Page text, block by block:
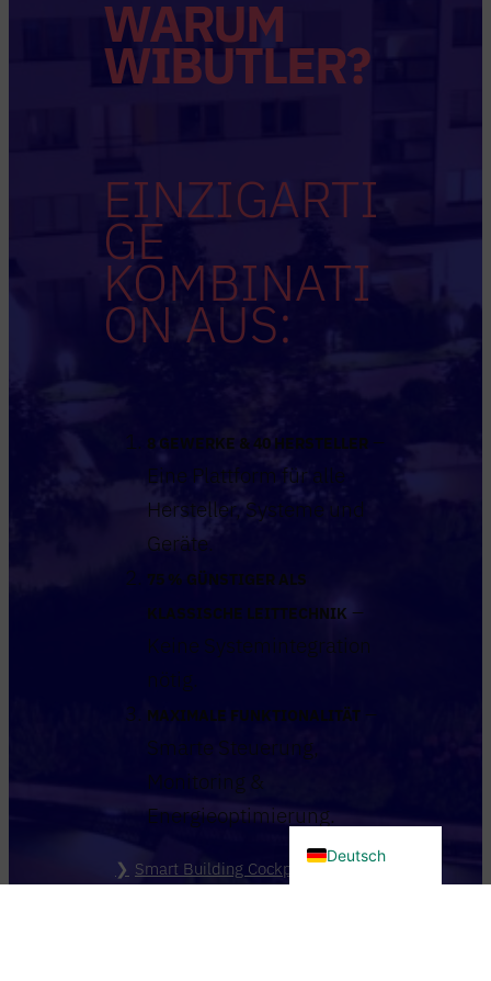
WARUM
WIBUTLER?
EINZIGARTI
GE
KOMBINATI
ON AUS:
8 GEWERKE & 40 HERSTELLER –
Eine Plattform für alle
Hersteller, Systeme und
Geräte.
75 % GÜNSTIGER ALS
KLASSISCHE LEITTECHNIK –
Keine Systemintegration
nötig.
MAXIMALE FUNKTIONALITÄT –
Smarte Steuerung,
Monitoring &
Energieoptimierung.
Smart Building Cockpit kostenlos
Deutsch
English (UK)